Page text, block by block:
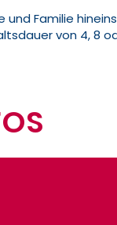
und Familie
von 4, 8